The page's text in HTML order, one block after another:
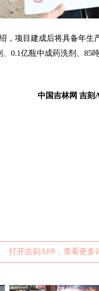
项目建成后将具备年生
0.1亿瓶中成药洗剂、85
中国吉林网 吉刻
打开吉刻APP，查看更多